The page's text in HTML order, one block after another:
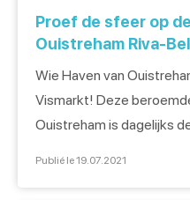
Proef de sfeer op
Ouistreham Riva-
Wie Haven van
Vismarkt! Deze
Ouistreham is dagelijks
Publié le 19.07.2021